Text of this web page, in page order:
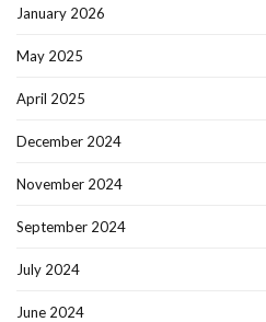
January 2026
May 2025
April 2025
December 2024
November 2024
September 2024
July 2024
June 2024